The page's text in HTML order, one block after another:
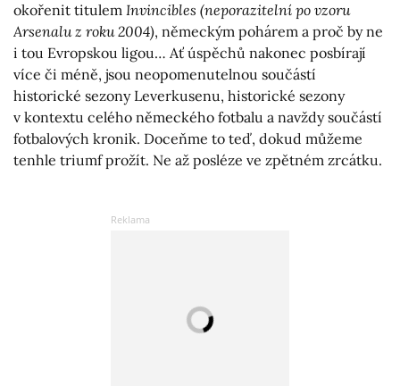
okořenit titulem Invincibles (neporazitelní po vzoru
Arsenalu z roku 2004), německým pohárem a proč by ne
i tou Evropskou ligou… Ať úspěchů nakonec posbírají
více či méně, jsou neopomenutelnou součástí
historické sezony Leverkusenu, historické sezony
v kontextu celého německého fotbalu a navždy součástí
fotbalových kronik. Doceňme to teď, dokud můžeme
tenhle triumf prožít. Ne až posléze ve zpětném zrcátku.